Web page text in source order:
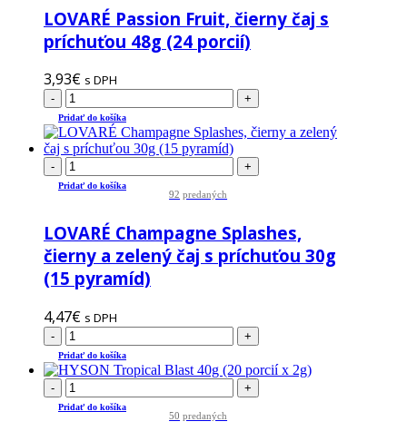
LOVARÉ Passion Fruit, čierny čaj s
príchuťou 48g (24 porcií)
3,93€ s DPH
- +
Pridať do košíka
- +
Pridať do košíka
92 predaných
LOVARÉ Champagne Splashes,
čierny a zelený čaj s príchuťou 30g
(15 pyramíd)
4,47€ s DPH
- +
Pridať do košíka
- +
Pridať do košíka
50 predaných